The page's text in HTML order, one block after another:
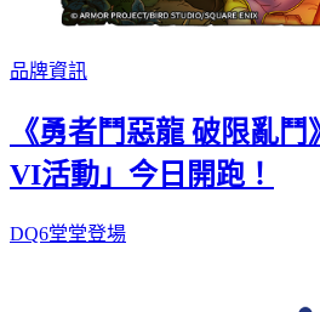
品牌資訊
《勇者鬥惡龍 破限亂
VI活動」今日開跑！
DQ6堂堂登場